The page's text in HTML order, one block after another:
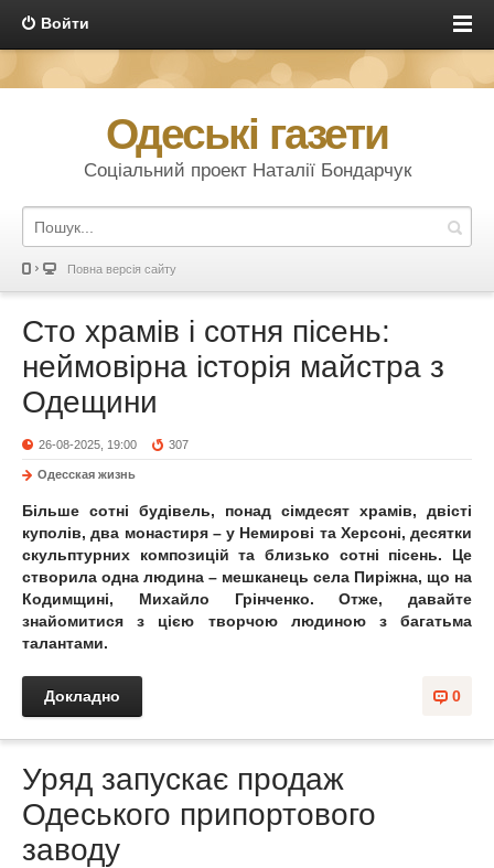
Войти
Одеські газети
Соціальний проект Наталії Бондарчук
Повна версія сайту
Сто храмів і сотня пісень:
неймовірна історія майстра з
Одещини
26-08-2025, 19:00 307
Одесская жизнь
Більше сотні будівель, понад сімдесят храмів, двісті
куполів, два монастиря – у Немирові та Херсоні, десятки
скульптурних композицій та близько сотні пісень. Це
створила одна людина – мешканець села Пиріжна, що на
Кодимщині, Михайло Грінченко. Отже, давайте
знайомитися з цією творчою людиною з багатьма
талантами.
0
Докладно
Уряд запускає продаж
Одеського припортового
заводу